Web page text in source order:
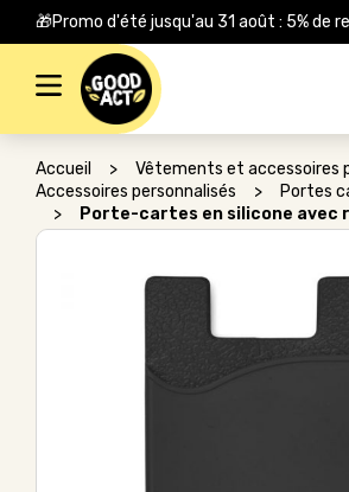
🎁Promo d'été jusqu'au 31 août : 5% de
Rechercher :
Accueil > Vêtements et accessoires
Accessoires personnalisés
>
Portes
>
Porte-cartes en silicone avec